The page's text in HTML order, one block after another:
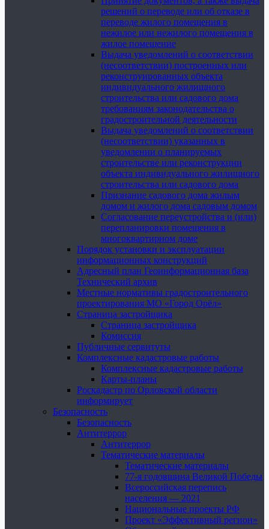
решений о переводе или об отказе в
переводе жилого помещения в
нежилое или нежилого помещения в
жилое помещение
Выдача уведомлений о соответствии
(несоответствии) построенных или
реконструированных объекта
индивидуального жилищного
строительства или садового дома
требованиям законодательства о
градостроительной деятельности
Выдача уведомлений о соответствии
(несоответствии) указанных в
уведомлении о планируемых
строительстве или реконструкции
объекта индивидуального жилищного
строительства или садового дома
Признание садового дома жилым
домом и жилого дома садовым домом
Согласование переустройства и (или)
перепланировки помещения в
многоквартирном доме
Порядок установки и эксплуатации
информационных конструкций
Адресный план Геоинформационная база
Технический архив
Местные нормативы градостроительного
проектирования МО «Город Орёл»
Страница застройщика
Страница застройщика
Комиссия
Публичные сервитуты
Комплексные кадастровые работы
Комплексные кадастровые работы
Карты-планы
Роскадастр по Орловской области
информирует
Безопасность
Безопасность
Антитеррор
Антитеррор
Тематические материалы
Тематические материалы
77-я годовщина Великой Победы
Всероссийская перепись
населения — 2021
Национальные проекты РФ
Проект «Эффективный регион»